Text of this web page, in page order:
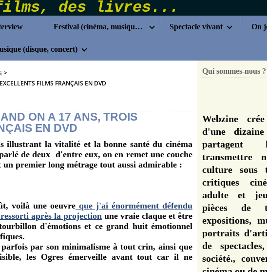
Festival (cinéma, musique...) Spectacle vivant
(disque, concert)
>
FILMS FRANÇAIS EN DVD
ON A 17 ANS, TROIS
EN DVD
la vitalité et la bonne santé du cinéma
de deux d'entre eux, on en remet une couche
premier long métrage tout aussi admirable :
voilà une oeuvre que j'ai énormément défendu
après la projection une vraie claque et être
d'émotions et ce grand huit émotionnel
par son minimalisme à tout crin, ainsi que
les Ogres émerveille avant tout car il ne
Qui sommes-nous ?
Webzine
d'une
partagent
transmettre
culture sous
critiques
adulte et
pièces de
expositions,
portraits
de
société.,